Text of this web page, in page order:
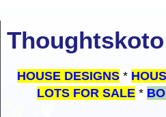
Thoughtskoto
HOUSE DESIGNS *
LOTS FOR SALE *